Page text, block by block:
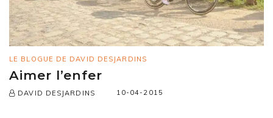
LE BLOGUE DE DAVID DESJARDINS
Aimer l’enfer
DAVID DESJARDINS 10-04-2015